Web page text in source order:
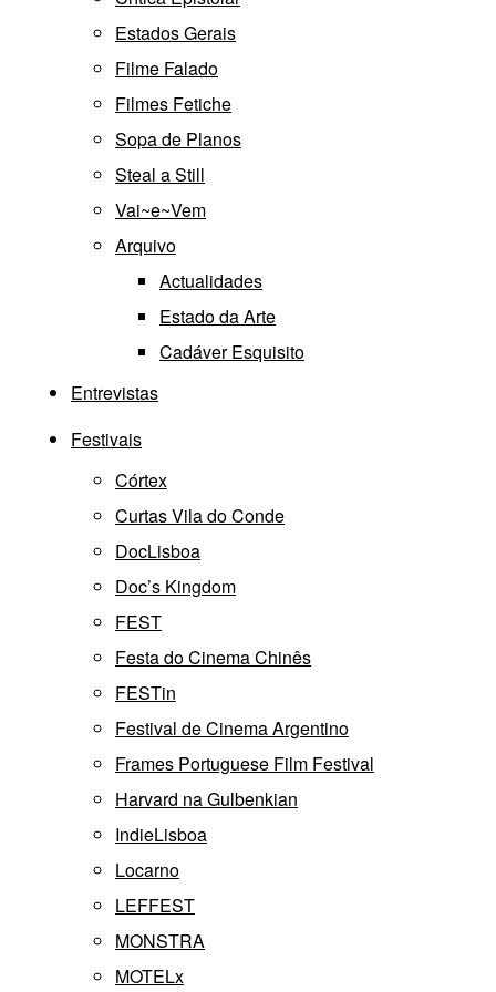
Estados Gerais
Filme Falado
Filmes Fetiche
Sopa de Planos
Steal a Still
Vai~e~Vem
Arquivo
Actualidades
Estado da Arte
Cadáver Esquisito
Entrevistas
Festivais
Córtex
Curtas Vila do Conde
DocLisboa
Doc’s Kingdom
FEST
Festa do Cinema Chinês
FESTin
Festival de Cinema Argentino
Frames Portuguese Film Festival
Harvard na Gulbenkian
IndieLisboa
Locarno
LEFFEST
MONSTRA
MOTELx